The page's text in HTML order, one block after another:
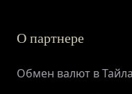
О партнере
Обмен валют в